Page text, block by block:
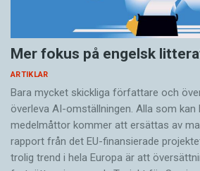
Mer fokus på engelsk
ARTIKLAR
Bara mycket skickliga författare och
överleva AI-omställningen. Alla som kan
medelmåttor kommer att ersättas av
rapport från det EU-finansierade
trolig trend i hela Europa är att